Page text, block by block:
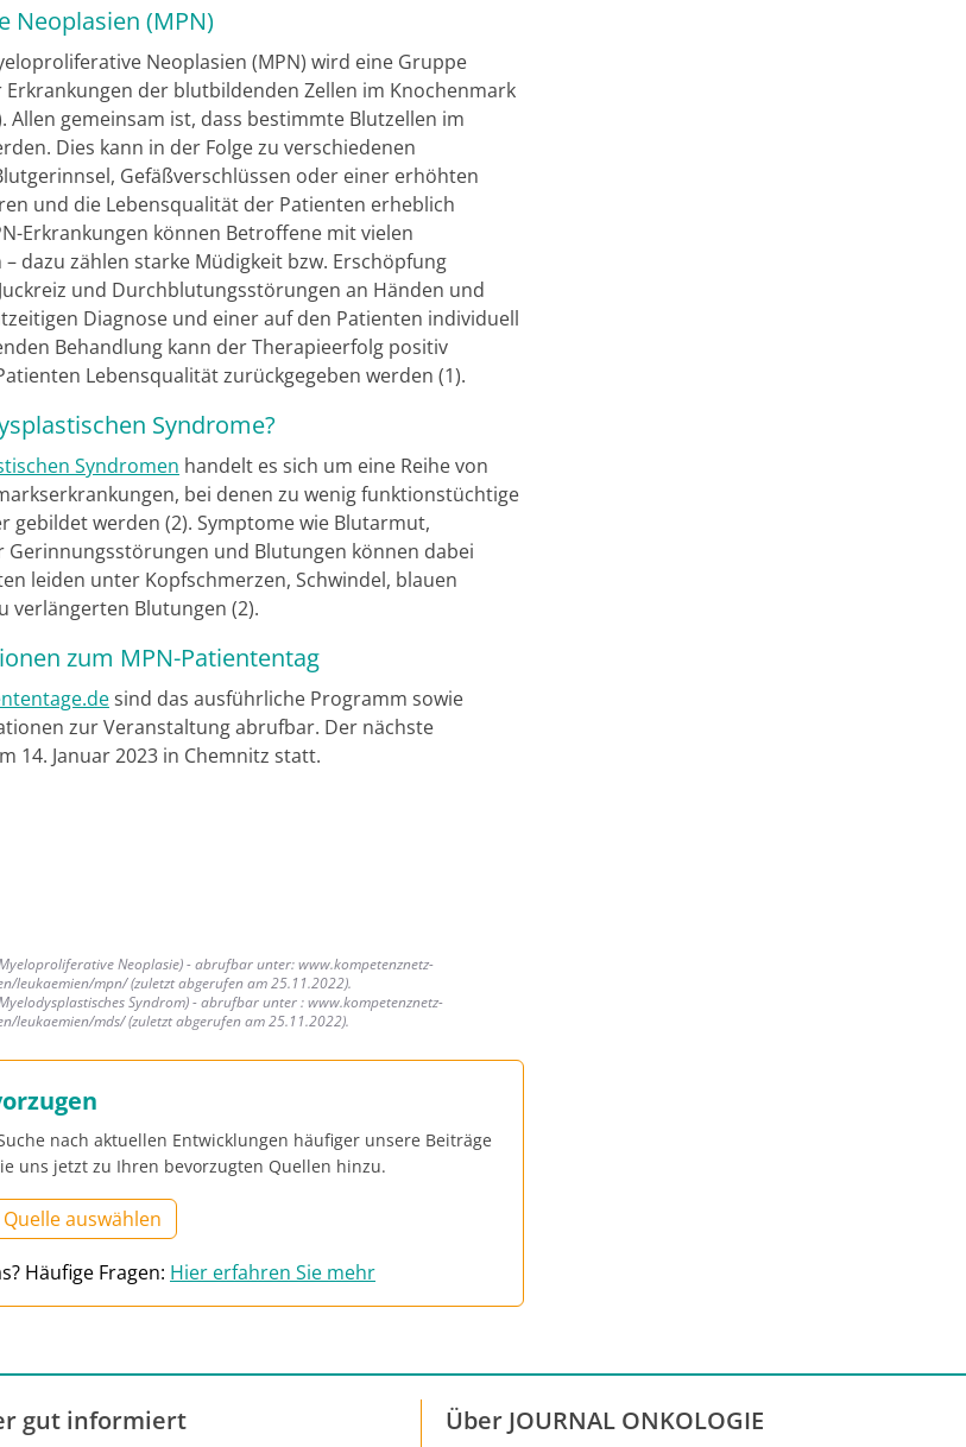
Neoplasien (MPN)
Neoplasien (MPN) wird eine Gruppe
der blutbildenden Zellen im Knochenmark
Allen gemeinsam ist, dass bestimmte Blutzellen im
Dies kann in der Folge zu verschiedenen
Gefäßverschlüssen oder einer erhöhten
und die Lebensqualität der Patienten erheblich
Erkrankungen können Betroffene mit vielen
dazu zählen starke Müdigkeit bzw. Erschöpfung
und Durchblutungsstörungen an Händen und
Diagnose und einer auf den Patienten individuell
Behandlung kann der Therapieerfolg positiv
Lebensqualität zurückgegeben werden (1).
Syndrome?
Syndromen handelt es sich um eine Reihe von
bei denen zu wenig funktionstüchtige
gebildet werden (2). Symptome wie Blutarmut,
Gerinnungsstörungen und Blutungen können dabei
leiden unter Kopfschmerzen, Schwindel, blauen
verlängerten Blutungen (2).
zum MPN-Patiententag
sind das ausführliche Programm sowie
zur Veranstaltung abrufbar. Der nächste
14. Januar 2023 in Chemnitz statt.
Neoplasie) - abrufbar unter: www.kompetenznetz-
leukaemien/mpn/ (zuletzt abgerufen am 25.11.2022).
Syndrom) - abrufbar unter : www.kompetenznetz-
leukaemien/mds/ (zuletzt abgerufen am 25.11.2022).
nach aktuellen Entwicklungen häufiger unsere Beiträge
uns jetzt zu Ihren bevorzugten Quellen hinzu.
auswählen
Häufige Fragen: Hier erfahren Sie mehr
gut informiert Über JOURNAL ONKOLOGIE